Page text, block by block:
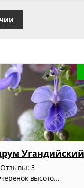
Угандийский
Отзывы: 3
высото...